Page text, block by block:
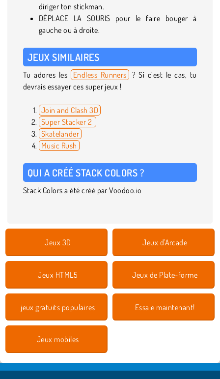
diriger ton stickman.
DÉPLACE LA SOURIS pour le faire bouger à
gauche ou à droite.
JEUX SIMILAIRES
Tu adores les Endless Runners ? Si c’est le cas, tu
devrais essayer ces super jeux !
Join and Clash 3D
Super Stacker 2
Skatelander
Music Rush
QUI A CRÉÉ STACK COLORS ?
Stack Colors a été créé par Voodoo.io
Jeux 3D Jeux d'Arcade
Jeux HTML5 Jeux de Plate-forme
jeux gratuits populaires Essaie maintenant!
Jeux mobiles